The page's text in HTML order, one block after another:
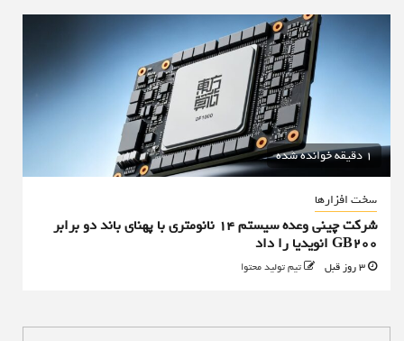
1 دقیقه خوانده شده
سخت افزارها
شرکت چینی وعده سیستم ۱۴ نانومتری با پهنای باند دو برابر
GB200 انویدیا را داد
تیم تولید محتوا